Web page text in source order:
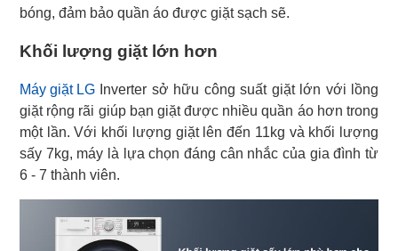
bóng, đảm bảo quần áo được giặt sạch sẽ.
Khối lượng giặt lớn hơn
Máy giặt LG Inverter sở hữu công suất giặt lớn với lồng
giặt rộng rãi giúp bạn giặt được nhiều quần áo hơn trong
một lần. Với khối lượng giặt lên đến 11kg và khối lượng
sấy 7kg, máy là lựa chọn đáng cân nhắc của gia đình từ
6 - 7 thành viên.